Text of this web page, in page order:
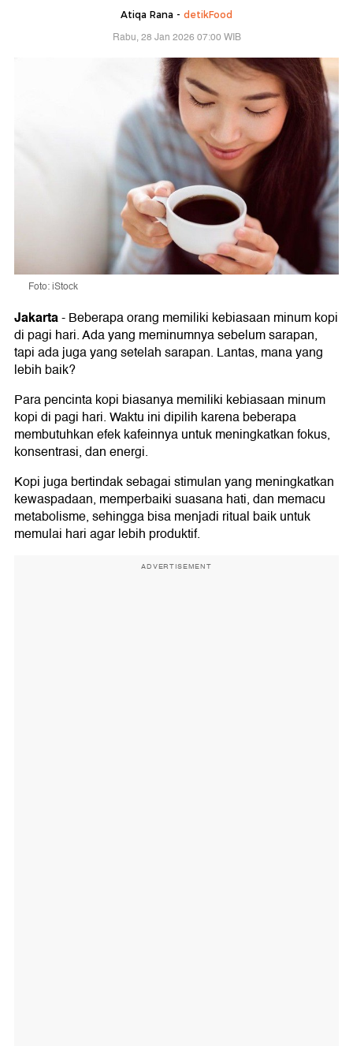
Atiqa Rana - detikFood
Rabu, 28 Jan 2026 07:00 WIB
Foto: iStock
Jakarta-Beberapa orang memiliki kebiasaan minum kopi
di pagi hari. Ada yang meminumnya sebelum sarapan,
tapi ada juga yang setelah sarapan. Lantas, mana yang
lebih baik?
Para pencinta kopi biasanya memiliki kebiasaan minum
kopi di pagi hari. Waktu ini dipilih karena beberapa
membutuhkan efek kafeinnya untuk meningkatkan fokus,
konsentrasi, dan energi.
Kopi juga bertindak sebagai stimulan yang meningkatkan
kewaspadaan, memperbaiki suasana hati, dan memacu
metabolisme, sehingga bisa menjadi ritual baik untuk
memulai hari agar lebih produktif.
ADVERTISEMENT